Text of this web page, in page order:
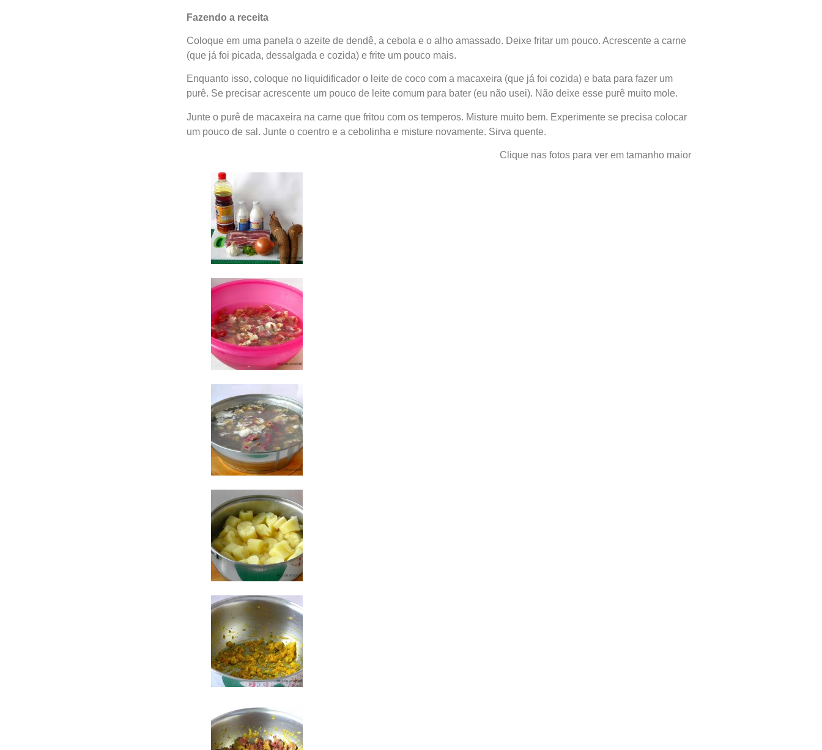
Fazendo a receita
Coloque em uma panela o azeite de dendê, a cebola e o alho amassado. Deixe fritar um pouco. Acrescente a carne
(que já foi picada, dessalgada e cozida) e frite um pouco mais.
Enquanto isso, coloque no liquidificador o leite de coco com a macaxeira (que já foi cozida) e bata para fazer um
purê. Se precisar acrescente um pouco de leite comum para bater (eu não usei). Não deixe esse purê muito mole.
Junte o purê de macaxeira na carne que fritou com os temperos. Misture muito bem. Experimente se precisa colocar
um pouco de sal. Junte o coentro e a cebolinha e misture novamente. Sirva quente.
Clique nas fotos para ver em tamanho maior